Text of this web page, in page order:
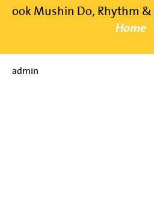
Home
admin
ook Mushin Do, Rhythm &